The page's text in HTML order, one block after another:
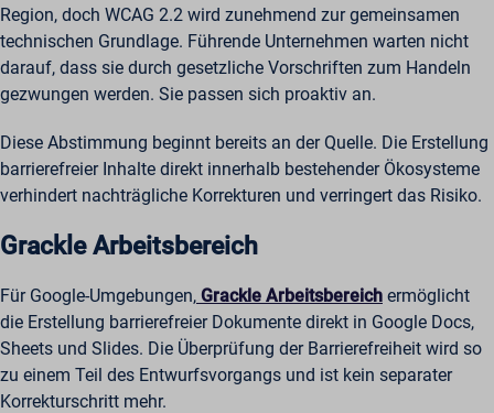
Region, doch WCAG 2.2 wird zunehmend zur gemeinsamen
technischen Grundlage. Führende Unternehmen warten nicht
darauf, dass sie durch gesetzliche Vorschriften zum Handeln
gezwungen werden. Sie passen sich proaktiv an.
Diese Abstimmung beginnt bereits an der Quelle. Die Erstellung
barrierefreier Inhalte direkt innerhalb bestehender Ökosysteme
verhindert nachträgliche Korrekturen und verringert das Risiko.
Grackle Arbeitsbereich
Für Google-Umgebungen, Grackle Arbeitsbereich ermöglicht
die Erstellung barrierefreier Dokumente direkt in Google Docs,
Sheets und Slides. Die Überprüfung der Barrierefreiheit wird so
zu einem Teil des Entwurfsvorgangs und ist kein separater
Korrekturschritt mehr.